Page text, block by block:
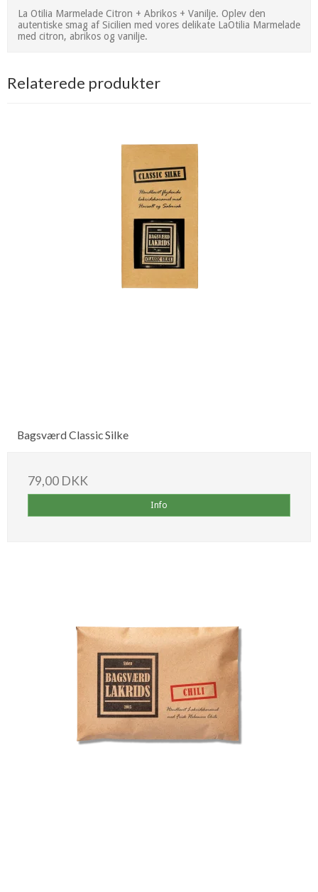
La Otilia Marmelade Citron + Abrikos + Vanilje. Oplev den
autentiske smag af Sicilien med vores delikate LaOtilia Marmelade
med citron, abrikos og vanilje.
Relaterede produkter
Bagsværd Classic Silke
79,00 DKK
Info